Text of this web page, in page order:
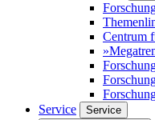
Centrum
Service
Service